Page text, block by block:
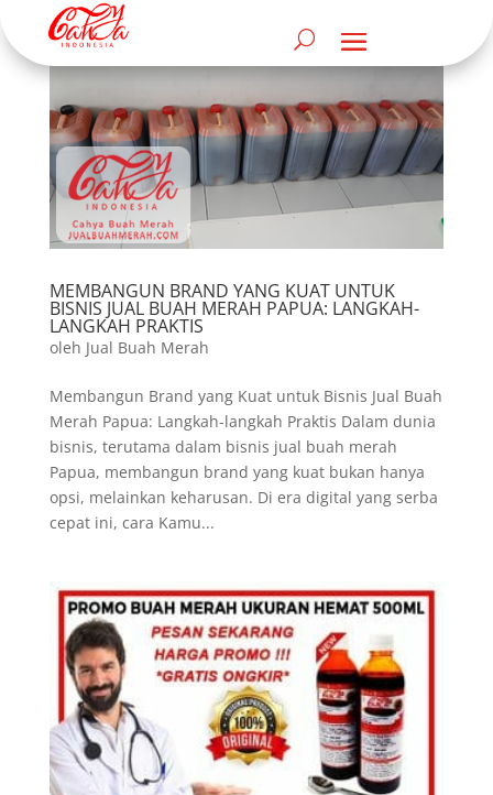
MEMBANGUN BRAND YANG KUAT UNTUK
BISNIS JUAL BUAH MERAH PAPUA: LANGKAH-
LANGKAH PRAKTIS
oleh Jual Buah Merah
Membangun Brand yang Kuat untuk Bisnis Jual Buah
Merah Papua: Langkah-langkah Praktis Dalam dunia
bisnis, terutama dalam bisnis jual buah merah
Papua, membangun brand yang kuat bukan hanya
opsi, melainkan keharusan. Di era digital yang serba
cepat ini, cara Kamu...